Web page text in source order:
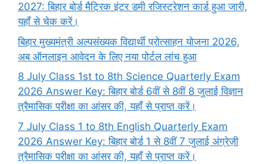
2027: बिहार बोर्ड मैट्रिक इंटर डमी रजिस्ट्रेशन कार्ड हुआ जारी,
यहाँ से चेक करें।
बिहार मुख्यमंत्री अल्पसंख्यक विद्यार्थी प्रोत्साहन योजना 2026,
अब ऑनलाइन आवेदन के लिए नया पोर्टल लांच हुआ
8 July Class 1st to 8th Science Quarterly Exam
2026 Answer Key: बिहार बोर्ड 6वीं से 8वीं 8 जुलाई विज्ञान
त्रैमासिक परीक्षा का आंसर की, यहाँ से प्राप्त करें।
7 July Class 1 to 8th English Quarterly Exam
2026 Answer Key: बिहार बोर्ड 1 से 8वीं 7 जुलाई अंग्रेज़ी
त्रैमासिक परीक्षा का आंसर की, यहाँ से प्राप्त करें।